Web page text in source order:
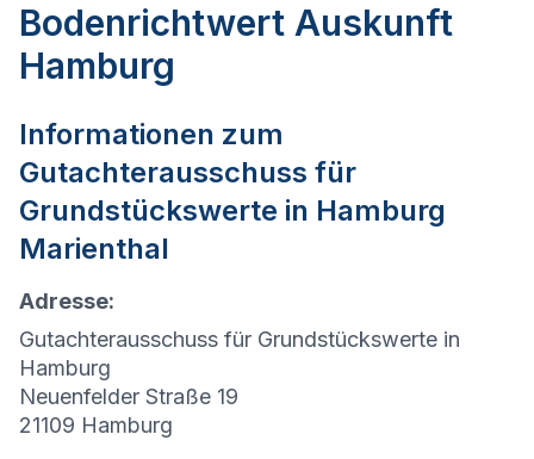
Bodenrichtwert Auskunft
Hamburg
Informationen zum
Gutachterausschuss für
Grundstückswerte in Hamburg
Marienthal
Adresse:
Gutachterausschuss für Grundstückswerte in
Hamburg
Neuenfelder Straße 19
21109 Hamburg